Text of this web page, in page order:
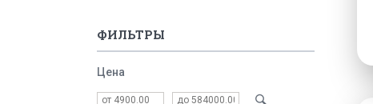
ФИЛЬТРЫ
Цена